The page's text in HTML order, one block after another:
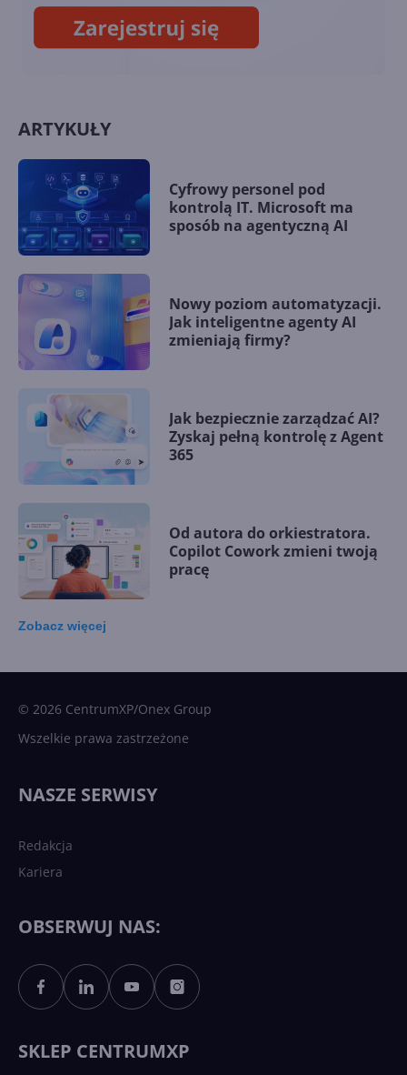
ARTYKUŁY
Cyfrowy personel pod
kontrolą IT. Microsoft ma
sposób na agentyczną AI
Nowy poziom automatyzacji.
Jak inteligentne agenty AI
zmieniają firmy?
Jak bezpiecznie zarządzać AI?
Zyskaj pełną kontrolę z Agent
365
Od autora do orkiestratora.
Copilot Cowork zmieni twoją
pracę
Sztuczna inteligencja po
polsku. Dość barier
Zobacz więcej
© 2026 CentrumXP/Onex Group
Wszelkie prawa zastrzeżone
NASZE SERWISY
Redakcja
Kariera
OBSERWUJ NAS:
SKLEP CENTRUMXP